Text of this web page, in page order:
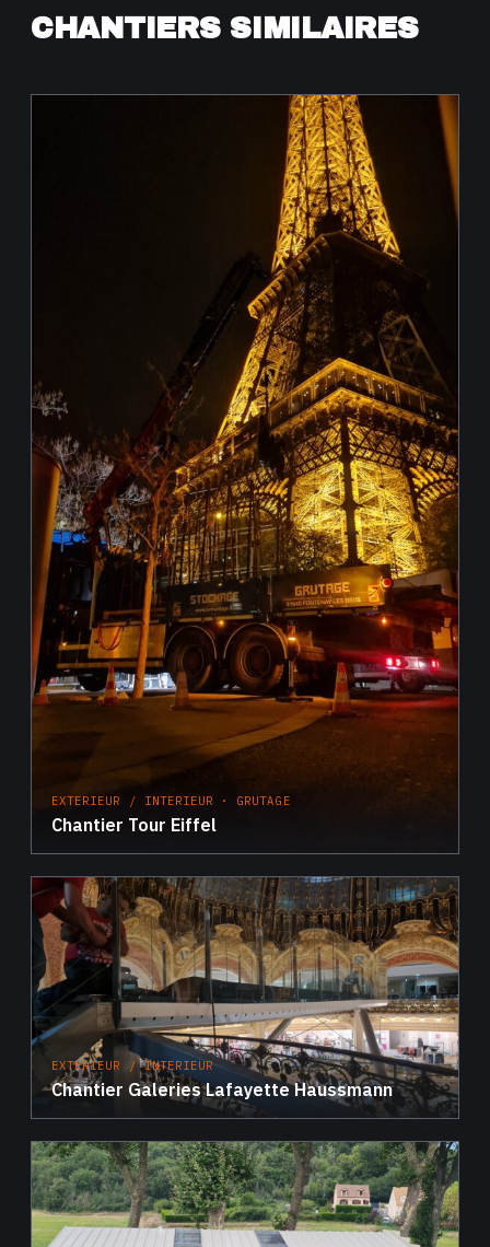
CHANTIERS SIMILAIRES
EXTERIEUR / INTERIEUR · GRUTAGE
Chantier Tour Eiffel
EXTERIEUR / INTERIEUR
Chantier Galeries Lafayette Haussmann